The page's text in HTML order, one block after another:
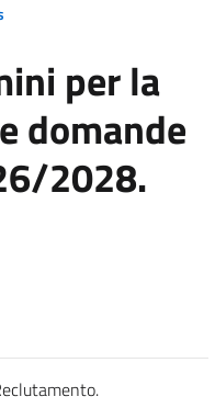
per la
domande
2028.